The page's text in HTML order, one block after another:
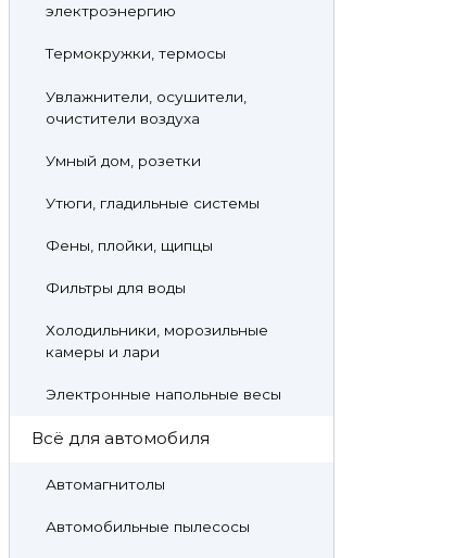
электроэнергию
Термокружки, термосы
Увлажнители, осушители,
очистители воздуха
Умный дом, розетки
Утюги, гладильные системы
Фены, плойки, щипцы
Фильтры для воды
Холодильники, морозильные
камеры и лари
Электронные напольные весы
Всё для автомобиля
Автомагнитолы
Автомобильные пылесосы